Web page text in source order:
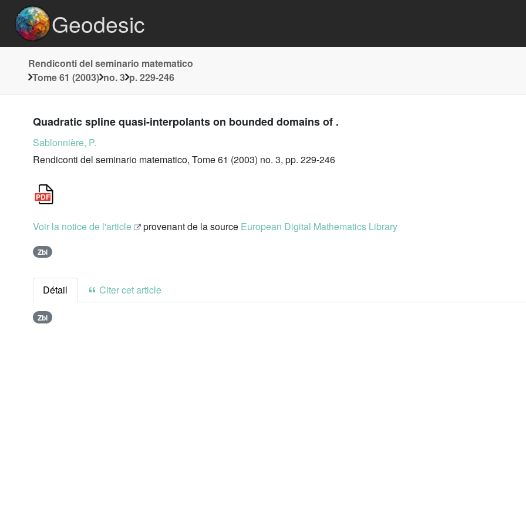
Geodesic
Rendiconti del seminario matematico
Tome 61 (2003) no. 3 p. 229-246
Quadratic spline quasi-interpolants on bounded domains of .
Sablonnière, P.
Rendiconti del seminario matematico, Tome 61 (2003) no. 3, pp. 229-246
Voir la notice de l'article provenant de la source European Digital Mathematics Library
Zbl
Détail Citer cet article
Zbl